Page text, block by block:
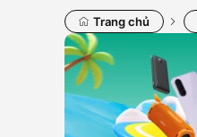
Trang chủ